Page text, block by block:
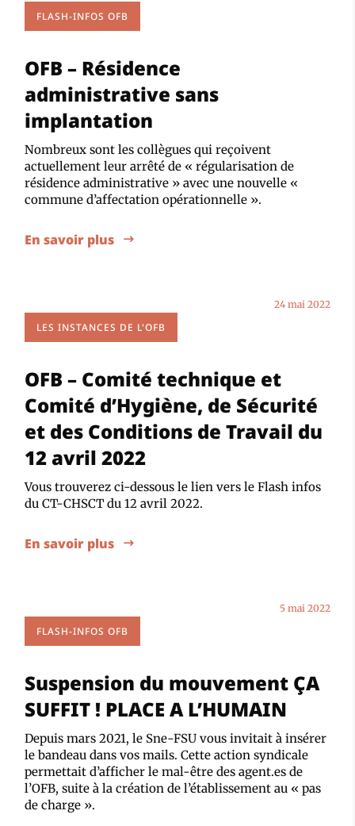
FLASH-INFOS OFB
OFB – Résidence
administrative sans
implantation
Nombreux sont les collègues qui reçoivent
actuellement leur arrêté de « régularisation de
résidence administrative » avec une nouvelle «
commune d’affectation opérationnelle ».
En savoir plus
LES INSTANCES DE L'OFB
24 mai 2022
OFB – Comité technique et
Comité d’Hygiène, de Sécurité
et des Conditions de Travail du
12 avril 2022
Vous trouverez ci-dessous le lien vers le Flash infos
du CT-CHSCT du 12 avril 2022.
En savoir plus
FLASH-INFOS OFB
5 mai 2022
Suspension du mouvement ÇA
SUFFIT ! PLACE A L’HUMAIN
Depuis mars 2021, le Sne-FSU vous invitait à insérer
le bandeau dans vos mails. Cette action syndicale
permettait d’afficher le mal-être des agent.es de
l’OFB, suite à la création de l’établissement au « pas
de charge ».